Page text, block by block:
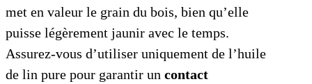
met en valeur le grain du bois, bien qu’elle
puisse légèrement jaunir avec le temps.
Assurez-vous d’utiliser uniquement de l’huile
de lin pure pour garantir un contact